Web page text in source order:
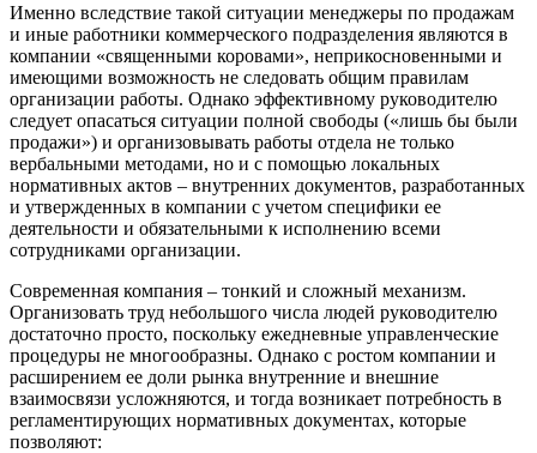
Именно вследствие такой ситуации менеджеры по продажам
и иные работники коммерческого подразделения являются в
компании «священными коровами», неприкосновенными и
имеющими возможность не следовать общим правилам
организации работы. Однако эффективному руководителю
следует опасаться ситуации полной свободы («лишь бы были
продажи») и организовывать работы отдела не только
вербальными методами, но и с помощью локальных
нормативных актов – внутренних документов, разработанных
и утвержденных в компании с учетом специфики ее
деятельности и обязательными к исполнению всеми
сотрудниками организации.
Современная компания – тонкий и сложный механизм.
Организовать труд небольшого числа людей руководителю
достаточно просто, поскольку ежедневные управленческие
процедуры не многообразны. Однако с ростом компании и
расширением ее доли рынка внутренние и внешние
взаимосвязи усложняются, и тогда возникает потребность в
регламентирующих нормативных документах, которые
позволяют: